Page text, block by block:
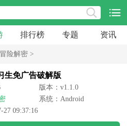
排行榜 专题 资讯
冒险解密 >
生免广告破解版
版本：v1.1.0
系统：Android
27 09:37:16